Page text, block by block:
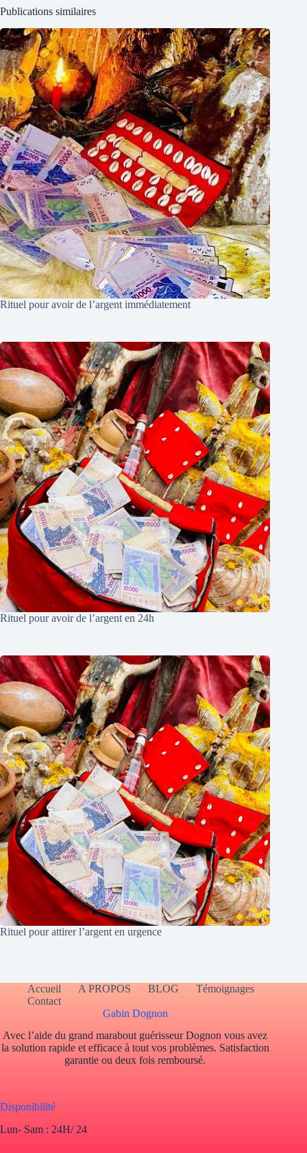
Publications similaires
Rituel pour avoir de l’argent immédiatement
Rituel pour avoir de l’argent en 24h
Rituel pour attirer l’argent en urgence
Accueil A PROPOS BLOG
Témoignages
Contact
Gabin Dognon
Avec l’aide du grand marabout guérisseur Dognon vous avez
la solution rapide et efficace à tout vos problèmes. Satisfaction
garantie ou deux fois remboursé.
Disponibilité
Lun- Sam : 24H/ 24